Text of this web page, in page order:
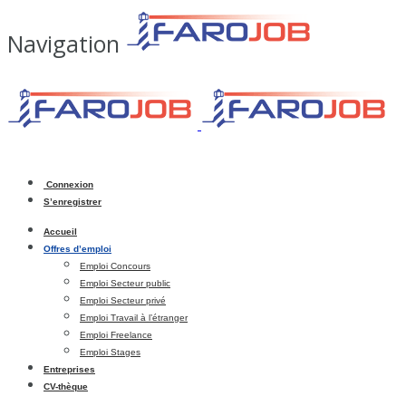
Navigation
Connexion
S’enregistrer
Accueil
Offres d’emploi
Emploi Concours
Emploi Secteur public
Emploi Secteur privé
Emploi Travail à l’étranger
Emploi Freelance
Emploi Stages
Entreprises
CV-thèque